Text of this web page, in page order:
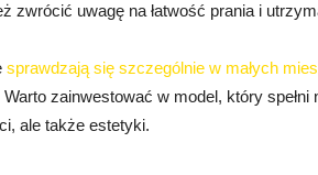
zwrócić uwagę na łatwość prania i
sprawdzają się szczególnie w małych
zainwestować w model, który
ale także estetyki.